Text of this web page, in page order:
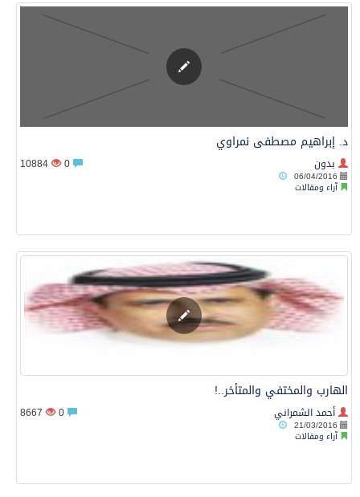
د. إبراهيم مصطفى نمراوي
بدون
06/04/2016
آراء ومقالات
10884
الهارب والمختفي والمتأخر..!
أحمد الشمراني
21/03/2016
آراء ومقالات
8667